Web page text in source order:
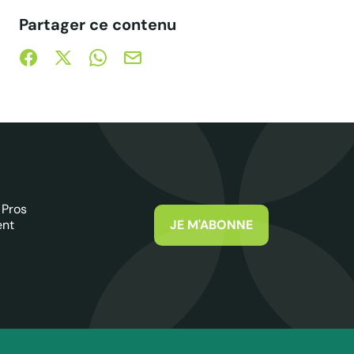
Partager ce contenu
Partager sur Facebook (nouvelle fenêtre)
Partager sur X / Twitter (nouvelle fenêtre)
Partager sur WhatsApp
Partager par mail
JE M'ABONNE